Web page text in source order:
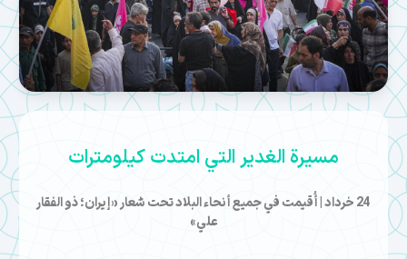
مسيرة الغدير التي امتدت كيلومترات
24 خرداد | أُقيمت في جميع أنحاء البلاد تحت شعار «إيران؛ ذو الفقار
علي»